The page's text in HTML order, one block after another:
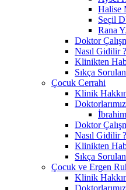
Halise
Seçil
Rana
Doktor
Nasıl Gidilir ?
Klinikten
Sıkça
Çocuk Cerrahi
Klinik
Doktorlarımız
Doktor
Nasıl Gidilir ?
Klinikten
Sıkça
Çocuk ve Ergen
Klinik
Doktorlarımız